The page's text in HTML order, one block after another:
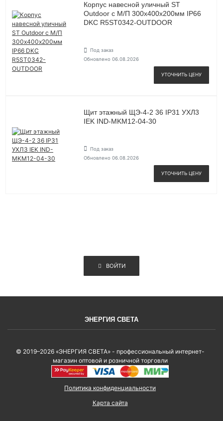
Корпус навесной уличный ST
Outdoor с М/П 300х400х200мм IP66
DKC R5ST0342-OUTDOOR
Под заказ
Обновлено 06.08.2026
УТОЧНИТЬ ЦЕНУ
Щит этажный ЩЭ-4-2 36 IP31 УХЛ3
IEK IND-MKM12-04-30
Под заказ
Обновлено 06.08.2026
УТОЧНИТЬ ЦЕНУ
ВОЙТИ
ЭНЕРГИЯ СВЕТА
© 2019–2026 «ЭНЕРГИЯ СВЕТА» - профессиональный интернет-
магазин оптовой и розничной торговли
Политика конфиденциальности
Карта сайта